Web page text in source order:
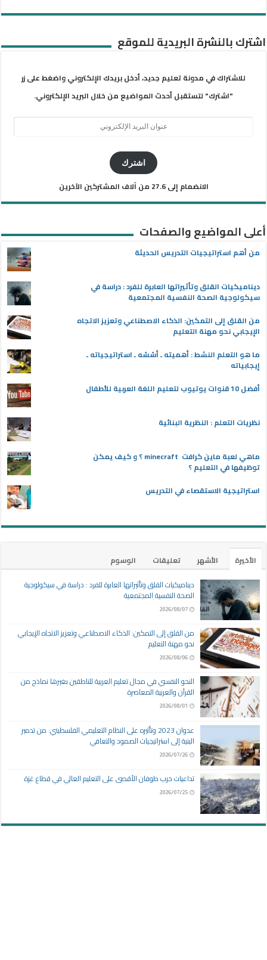
اشترك بالنشرة البريدية للموقع
للاشتراك في مدونة تعليم جديد، أدخل بريدك الإلكتروني واضغط على زر
"اشترك" لتستقبل أحدث المواضيع من خلال البريد الإلكتروني.
اشترك
الانضمام إلى 27.6 من آلاف المشتركين الآخرين
أعلى المواضيع والصفحات
من أهم استراتيجيات التدريس الحديثة
ديناميكيات القلق وتأثيراتها العابرة للفرد : دراسة في
سيكولوجية الصحة النفسية المجتمعية
من القلق إلى التمكين: الذكاء الاصطناعي وتعزيز الاتجاه
الإيجابي نحو مهنة التعليم
ما هو التعلم النشط : أهميته ـ أسُسُه ـ استراتيجياته ـ
إيجابياته
أفضل 10 قنوات يوتيوب لتعليم اللغة العربية للأطفال
نظريات التعلم : النظرية البنائية
ماهي لعبة ماين كرافت minecraft ؟ و كيف يمكن
توظيفها في التعليم ؟
استراتيجية الاستقصاء في التدريس
الأخيرة الأشهر تعليقات
الوسوم
ديناميكيات القلق وتأثيراتها العابرة للفرد : دراسة في سيكولوجية
الصحة النفسية المجتمعية
2026/08/07
من القلق إلى التمكين: الذكاء الاصطناعي وتعزيز الاتجاه الإيجابي
نحو مهنة التعليم
2026/08/06
النحو النفسي في مجال تعليم العربية للناطقين بغيرها نماذج من
القرآن والعربية المعاصرة
2026/08/01
عدوان 2023 وتأثيره على النظام التعليمي الفلسطيني: من تدمير
البنية إلى استراتيجيات الصمود والتعافي
2026/07/26
تداعيات حرب طوفان الأقصى على التعليم العالي في قطاع غزة
2026/07/25